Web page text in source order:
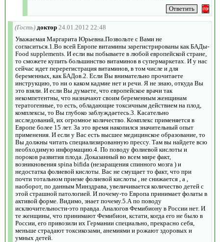
(Гость) доктор 24.01.2012 22:48
Уважаемая Маргарита Юрьевна.Позвольте с Вами не
согласиться.1.Во всей Европе витамины зарегистрированы как БАДы-
Food supplements. И если вы побываете в любой европейской стране,
то сможете купить большинство витаминов в супермаркетах. И у нас
сейчас идет перерегистрация витаминов, в том числе и для
беременных, как БАДов.2. Если Вы внимательно прочитаете
инструкцию, то ни о каком кадмие нет и речи. Я не знаю, откуда Вы
это взяли. И если Вы думаете, что европейское врачи так
некомпетентны, что назначают своим беременным женщинам
тератогенные, то есть, обладающие токсичным действием на плод,
комплексы, то Вы глубоко заблуждаетесь.3. Касательно
исследований, их огромное количество. Комплекс применяется в
Европе более 15 лет. За это время накопился значительный опыт
применения. И если у Вас есть высшее медицинское образование, то
Вы должны читать специализированную прессу. Там вы найдете всю
необходимую информацию.4. По поводу фолиевой кислоты и
пороков развития плода. Доказанный во всем мире факт,
возникновения spina bifida (незаращения спинного мозга ) и
недостатка фолиевой кислоты. Вас не смущает то факт, что при
почти тотальном приеме фолиевой кислоты , не снижается , а ,
наоборот, по данным Минздрава, увеличивается количество детей с
этой страшной патологией. И почему-то Европа принимает фолаты в
активой форме. Видимо, знает почему.5.А по поводу
исключительности-это правда. Аналогов Фемибиону в России нет. И
те женщины, что принимают Фемибион, кстати, когда его не было в
России, его привозили их Германии специально, прекрасно себя,
меньше страдают токсикозами, анемиями и рожают здоровых и
умных детей.